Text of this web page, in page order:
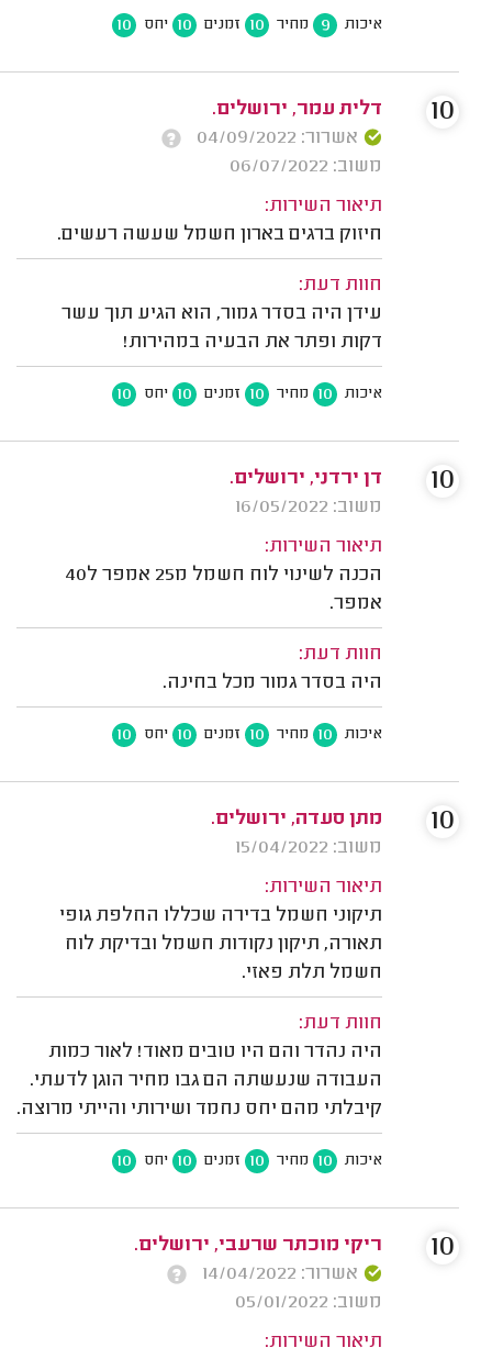
איכות 9 מחיר 10 זמנים 10 יחס 10
דלית עמר, ירושלים.
אשרור: 04/09/2022
משוב: 06/07/2022
תיאור השירות:
חיזוק ברגים בארון חשמל שעשה רעשים.
חוות דעת:
עידן היה בסדר גמור, הוא הגיע תוך עשר
דקות ופתר את הבעיה במהירות!
איכות 10 מחיר 10 זמנים 10 יחס 10
10
דן ירדני, ירושלים.
משוב: 16/05/2022
תיאור השירות:
הכנה לשינוי לוח חשמל מ25 אמפר ל40
אמפר.
חוות דעת:
היה בסדר גמור מכל בחינה.
איכות 10 מחיר 10 זמנים 10 יחס 10
10
מתן סעדה, ירושלים.
משוב: 15/04/2022
תיאור השירות:
תיקוני חשמל בדירה שכללו החלפת גופי
תאורה, תיקון נקודות חשמל ובדיקת לוח
חשמל תלת פאזי.
חוות דעת:
היה נהדר והם היו טובים מאוד! לאור כמות
העבודה שנעשתה הם גבו מחיר הוגן לדעתי.
קיבלתי מהם יחס נחמד ושירותי והייתי מרוצה.
איכות 10 מחיר 10 זמנים 10 יחס 10
10
ריקי מוכתר שרעבי, ירושלים.
אשרור: 14/04/2022
משוב: 05/01/2022
תיאור השירות:
10